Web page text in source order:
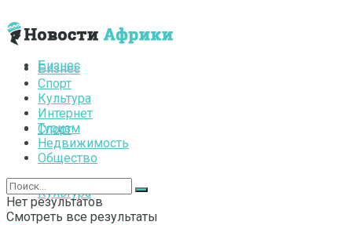
Бизнес
Спорт
Культура
Бизнес
Спорт
Культура
Интернет
Туризм
Недвижимость
Общество
Нет результатов
Смотреть все результаты